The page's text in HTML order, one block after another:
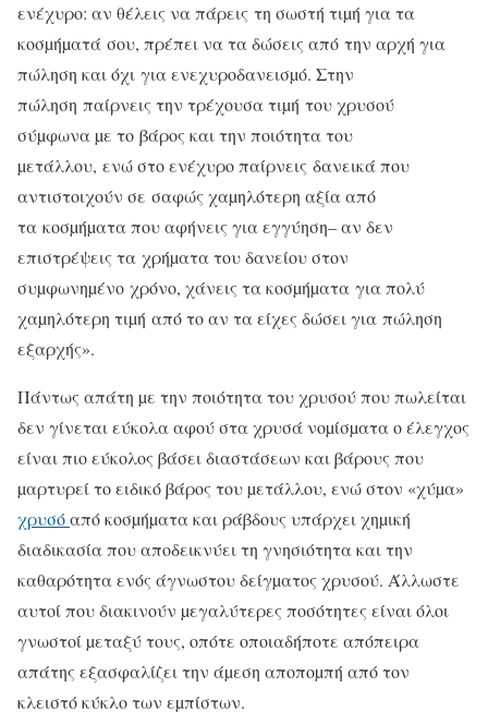
ενέχυρο: αν θέλεις να πάρεις τη σωστή τιµή για τα
κοσµήµατά σου, πρέπει να τα δώσεις από την αρχή για
πώληση και όχι για ενεχυροδανεισµό. Στην
πώληση παίρνεις την τρέχουσα τιµή του χρυσού
σύµφωνα µε το βάρος και την ποιότητα του
µετάλλου, ενώ στο ενέχυρο παίρνεις δανεικά που
αντιστοιχούν σε σαφώς χαµηλότερη αξία από
τα κοσµήµατα που αφήνεις για εγγύηση– αν δεν
επιστρέψεις τα χρήµατα του δανείου στον
συµφωνηµένο χρόνο, χάνεις τα κοσµήµατα για πολύ
χαµηλότερη τιµή από το αν τα είχες δώσει για πώληση
εξαρχής».
Πάντως απάτη µε την ποιότητα του χρυσού που πωλείται
δεν γίνεται εύκολα αφού στα χρυσά νοµίσµατα ο έλεγχος
είναι πιο εύκολος βάσει διαστάσεων και βάρους που
µαρτυρεί το ειδικό βάρος του µετάλλου, ενώ στον «χύµα»
χρυσόαπό κοσµήµατα και ράβδους υπάρχει χηµική
διαδικασία που αποδεικνύει τη γνησιότητα και την
καθαρότητα ενός άγνωστου δείγµατος χρυσού. Άλλωστε
αυτοί που διακινούν µεγαλύτερες ποσότητες είναι όλοι
γνωστοί µεταξύ τους, οπότε οποιαδήποτε απόπειρα
απάτης εξασφαλίζει την άµεση αποποµπή από τον
κλειστό κύκλο των εµπίστων.